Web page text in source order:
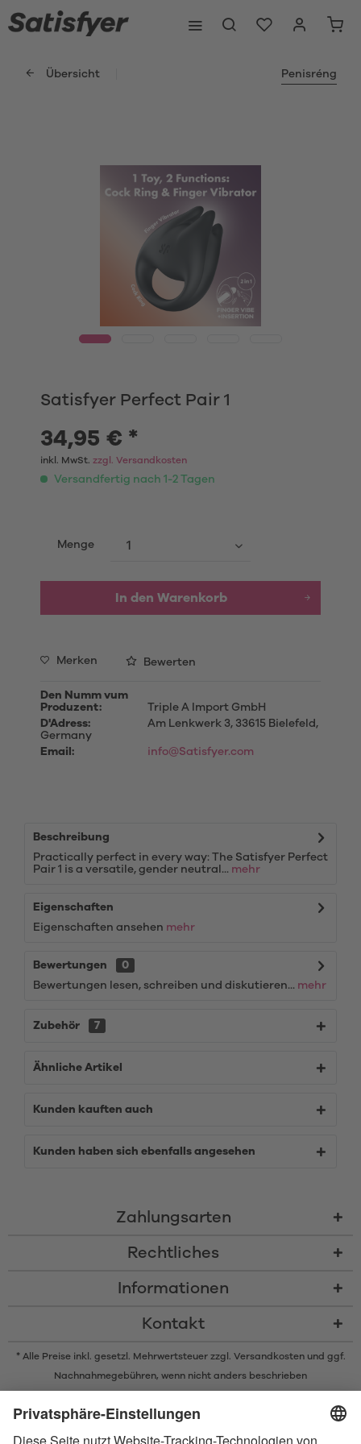
Übersicht Penisréng
Satisfyer Perfect Pair 1
34,95 € *
inkl. MwSt. zzgl. Versandkosten
Versandfertig nach 1-2 Tagen
Menge
In den Warenkorb
Merken Bewerten
Den Numm vum
Produzent:
Triple A Import GmbH
D'Adress:
Am Lenkwerk 3, 33615 Bielefeld,
Germany
Email:
info@Satisfyer.com
Beschreibung
Practically perfect in every way: The Satisfyer Perfect
Pair 1 is a versatile, gender neutral... mehr
Eigenschaften
Eigenschaften ansehen mehr
Bewertungen
0
Bewertungen lesen, schreiben und diskutieren... mehr
Zubehör 7
Ähnliche Artikel
Kunden kauften auch
Kunden haben sich ebenfalls angesehen
Zahlungsarten
Rechtliches
Informationen
Kontakt
* Alle Preise inkl. gesetzl. Mehrwertsteuer zzgl. Versandkostenund ggf.
Nachnahmegebühren, wenn nicht anders beschrieben
und Eigentum der Bluetooth SIG, Inc. Die Nutzung dieser Marken durch